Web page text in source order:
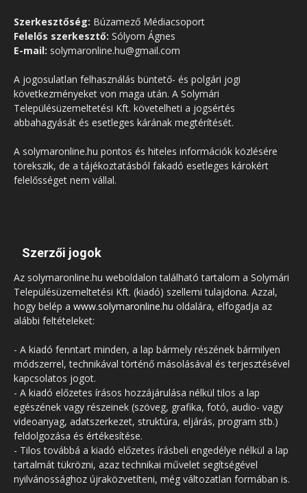
Szerkesztőség: Búzamező Médiacsoport
Felelős szerkesztő: Sólyom Ágnes
E-mail: solymaronline.hu@gmail.com
A jogosulatlan felhasználás büntető- és polgári jogi
következményeket von maga után. A Solymári
Településüzemeltetési Kft. követelheti a jogsértés
abbahagyását és esetleges kárának megtérítését.
A solymaronline.hu pontos és hiteles információk közlésére
törekszik, de a tájékoztatásból fakadó esetleges károkért
felelősséget nem vállal.
Szerzői jogok
Az solymaronline.hu weboldalon található tartalom a Solymári
Településüzemeltetési Kft. (kiadó) szellemi tulajdona. Azzal,
hogy belép a www.solymaronline.hu oldalára, elfogadja az
alábbi feltételeket:
- A kiadó fenntart minden, a lap bármely részének bármilyen
módszerrel, technikával történő másolásával és terjesztésével
kapcsolatos jogot.
- A kiadó előzetes írásos hozzájárulása nélkül tilos a lap
egészének vagy részeinek (szöveg, grafika, fotó, audio- vagy
videoanyag, adatszerkezet, struktúra, eljárás, program stb.)
feldolgozása és értékesítése.
- Tilos továbbá a kiadó előzetes írásbeli engedélye nélkül a lap
tartalmát tükrözni, azaz technikai művelet segítségével
nyilvánossághoz újraközvetíteni, még változatlan formában is.